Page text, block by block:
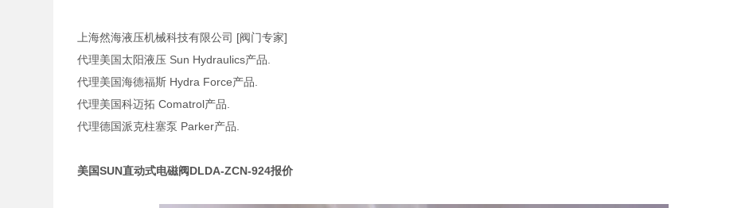
上海然海液压机械科技有限公司 [阀门专家]
代理美国太阳液压 Sun Hydraulics产品.
代理美国海德福斯 Hydra Force产品.
代理美国科迈拓 Comatrol产品.
代理德国派克柱塞泵 Parker产品.
美国SUN直动式电磁阀DLDA-ZCN-924报价